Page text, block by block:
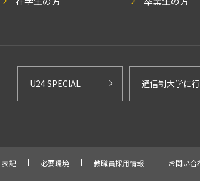
U24 SPECIAL 通信制大学に
記 必要環境 教職員採用情報 お問い合